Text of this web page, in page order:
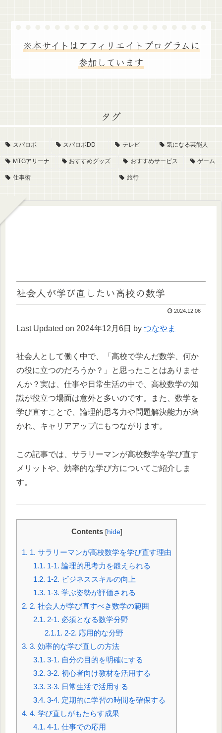
※本サイトはアフィリエイトプログラムに
参加しています
タグ
スパロボ スパロボDD テレビ 気になる芸能人
MTGアリーナ おすすめグッズ おすすめサービス ゲーム
仕事術 旅行
社会人が学び直したい高校の数学
2024.12.06
Last Updated on 2024年12月6日 by つなやま
社会人として働く中で、「高校で学んだ数学、何か
の役に立つのだろうか？」と思ったことはありませ
んか？実は、仕事や日常生活の中で、高校数学の知
識が役立つ場面は意外と多いのです。また、数学を
学び直すことで、論理的思考力や問題解決能力が磨
かれ、キャリアアップにもつながります。
この記事では、サラリーマンが高校数学を学び直す
メリットや、効率的な学び方についてご紹介しま
す。
Contents [hide]
1. 1. サラリーマンが高校数学を学び直す理由
1.1. 1-1. 論理的思考力を鍛えられる
1.2. 1-2. ビジネススキルの向上
1.3. 1-3. 学ぶ姿勢が評価される
2. 2. 社会人が学び直すべき数学の範囲
2.1. 2-1. 必須となる数学分野
2.1.1. 2-2. 応用的な分野
3. 3. 効率的な学び直しの方法
3.1. 3-1. 自分の目的を明確にする
3.2. 3-2. 初心者向け教材を活用する
3.3. 3-3. 日常生活で活用する
3.4. 3-4. 定期的に学習の時間を確保する
4. 4. 学び直しがもたらす成果
4.1. 4-1. 仕事での応用